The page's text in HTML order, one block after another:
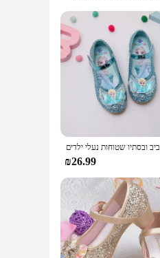
Performance and
Features:
**Enchanting Design
Step into a world of
designs, perfect for
maintaining their
**Safety and
Our nail shoes are
playground or
daycare centers or
**Versatile and
for everyday wear.
shoes are sure to
₪26.99